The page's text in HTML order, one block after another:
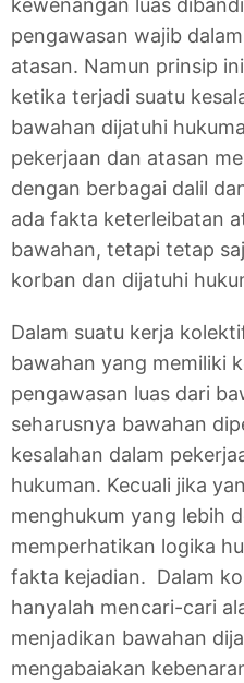
kewenangan luas
pengawasan wajib
atasan. Namun prinsip
ketika terjadi suatu
bawahan dijatuhi
pekerjaan dan atasan
dengan berbagai dalil
ada fakta keterleibatan
bawahan, tetapi tetap
korban dan dijatuhi
Dalam suatu kerja
bawahan yang memiliki
pengawasan luas dari
seharusnya bawahan
kesalahan dalam
hukuman. Kecuali jika
menghukum yang lebih
memperhatikan logika
fakta kejadian. Dalam
hanyalah mencari-cari
menjadikan bawahan
mengabaiakan